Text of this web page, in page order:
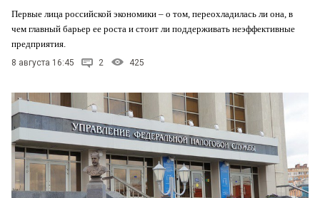
Первые лица российской экономики – о том, переохладилась ли она, в
чем главный барьер ее роста и стоит ли поддерживать неэффективные
предприятия.
8 августа 16:45 2 425